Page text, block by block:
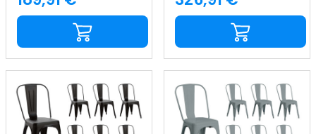
Precio Precio